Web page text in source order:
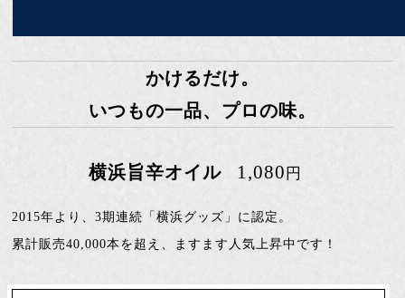
かけるだけ。
いつもの一品、プロの味。
横浜旨辛オイル 1,080 円
2015年より、3期連続「横浜グッズ」に認定。
累計販売40,000本を超え、ますます人気上昇中です！